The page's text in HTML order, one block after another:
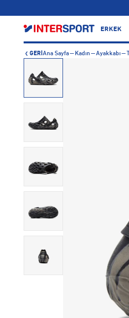
ERKEK
GERİ Ana Sayfa Kadın Ayakkabı